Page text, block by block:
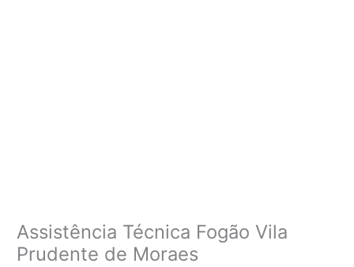
Assistência Técnica Fogão Vila
Prudente de Moraes